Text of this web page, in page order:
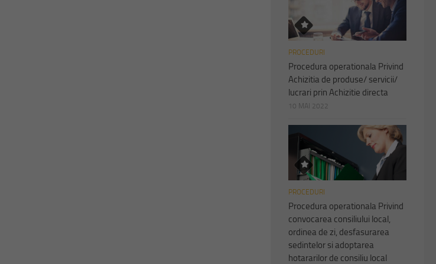
PROCEDURI
Procedura operationala Privind
Achizitia de produse/ servicii/
lucrari prin Achizitie directa
10 MAI 2022
PROCEDURI
Procedura operationala Privind
convocarea consiliului local,
ordinea de zi, desfasurarea
sedintelor si adoptarea
hotararilor de consiliu local